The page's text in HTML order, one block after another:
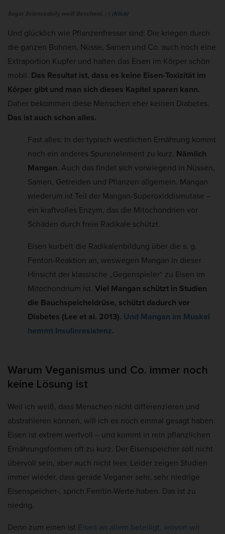
Klick)
Und glücklich wie Pflanzenfresser sind: Die kriegen durch
die ganzen Bohnen, Nüsse, Samen und Co. auch noch eine
Extraportion Kupfer und halten das Eisen im Körper schön
mobil. Das Resultat ist, dass es keine Eisen-Toxizität im
Körper gibt und man sich dieses Kapitel sparen kann.
Daher bekommen diese Menschen eher keinen Diabetes.
Das ist auch schon alles.
Fast alles: In der typisch westlichen Ernährung kommt
noch ein anderes Spurenelement zu kurz. Nämlich
Mangan. Auch das findet sich vorwiegend in Nüssen,
Samen, Getreiden und Pflanzen allgemein. Mangan
wiederum ist Teil der Mangan-Superoxiddismutase –
ein kraftvolles Enzym, das die Mitochondrien vor
Schäden durch freie Radikale schützt.
Eisen kurbelt die Radikalenbildung über die s. g.
Fenton-Reaktion an, weswegen Mangan in dieser
Hinsicht der klassische „Gegenspieler“ zu Eisen im
Mitochondrium ist. Viel Mangan schützt in Studien
die Bauchspeicheldrüse, schützt dadurch vor
Diabetes (Lee et al. 2013). Und Mangan im Muskel
hemmt Insulinresistenz.
Warum Veganismus und Co. immer noch
keine Lösung ist
Weil ich weiß, dass Menschen nicht differenzieren und
abstrahieren können, will ich es noch einmal gesagt haben.
Eisen ist extrem wertvoll – und kommt in rein pflanzlichen
Ernährungsformen oft zu kurz. Der Eisenspeicher soll nicht
übervoll sein, aber auch nicht leer. Leider zeigen Studien
immer wieder, dass gerade Veganer sehr, sehr niedrige
Eisenspeicher-, sprich Ferritin-Werte haben. Das ist zu
niedrig.
Denn zum einen ist Eisen an allem beteiligt, wovon wir